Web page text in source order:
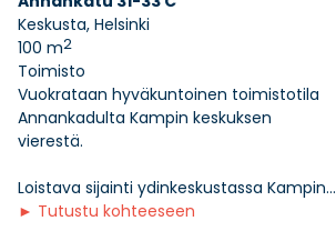
Keskusta, Helsinki
100 m2
Toimisto
Vuokrataan hyväkuntoinen toimistotila
Annankadulta Kampin keskuksen
vierestä.
Loistava sijainti ydinkeskustassa Kampin...
► Tutustu kohteeseen